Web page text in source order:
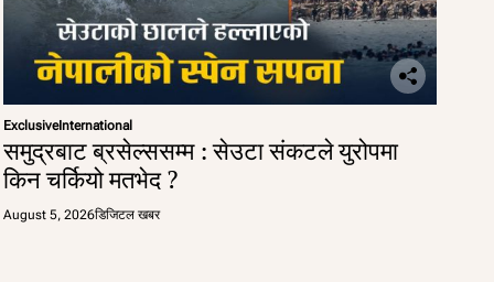
ExclusiveInternational
समुद्रबाट ब्रसेल्ससम्म : सेउटा संकटले युरोपमा
किन चर्कियो मतभेद ?
August 5, 2026डिजिटल खबर